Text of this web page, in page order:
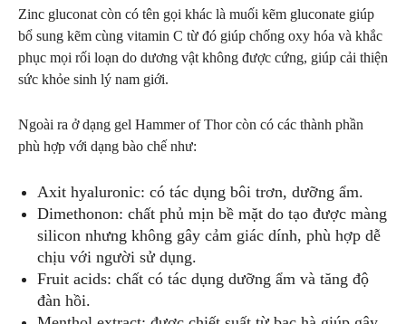
Zinc gluconat còn có tên gọi khác là muối kẽm gluconate giúp
bổ sung kẽm cùng vitamin C từ đó giúp chống oxy hóa và khắc
phục mọi rối loạn do dương vật không được cứng, giúp cải thiện
sức khỏe sinh lý nam giới.
Ngoài ra ở dạng gel Hammer of Thor còn có các thành phần
phù hợp với dạng bào chế như:
Axit hyaluronic: có tác dụng bôi trơn, dưỡng ẩm.
Dimethonon: chất phủ mịn bề mặt do tạo được màng
silicon nhưng không gây cảm giác dính, phù hợp dễ
chịu với người sử dụng.
Fruit acids: chất có tác dụng dưỡng ẩm và tăng độ
đàn hồi.